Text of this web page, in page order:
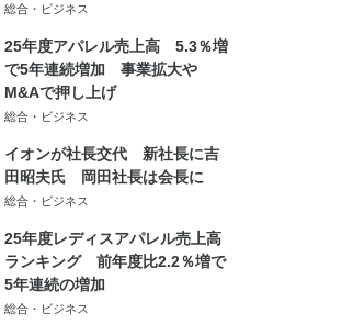
総合・ビジネス
25年度アパレル売上高 5.3％増
で5年連続増加 事業拡大や
M&Aで押し上げ
総合・ビジネス
イオンが社長交代 新社長に吉
田昭夫氏 岡田社長は会長に
総合・ビジネス
25年度レディスアパレル売上高
ランキング 前年度比2.2％増で
5年連続の増加
総合・ビジネス